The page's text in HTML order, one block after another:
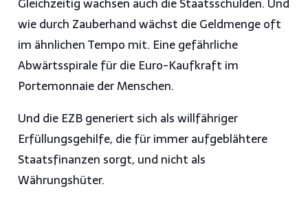
wie durch Zauberhand wächst die Geldmenge oft
im ähnlichen Tempo mit. Eine gefährliche
Abwärtsspirale für die Euro-Kaufkraft im
Portemonnaie der Menschen.
Und die EZB generiert sich als willfähriger
Erfüllungsgehilfe, die für immer aufgeblähtere
Staatsfinanzen sorgt, und nicht als
Währungshüter.